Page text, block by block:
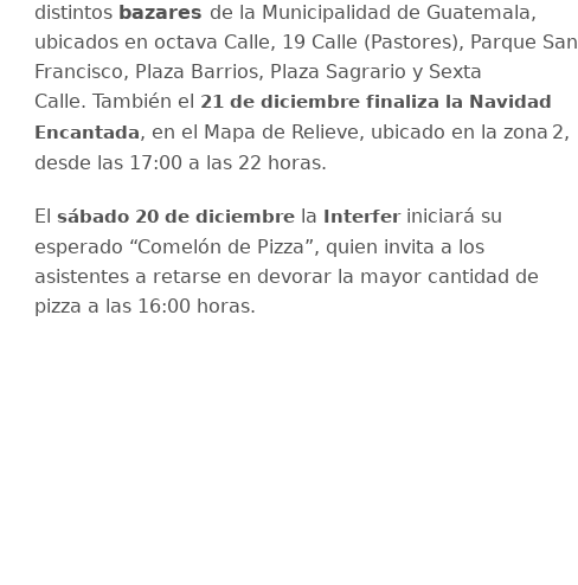
distintos bazares de la Municipalidad de Guatemala,
ubicados en octava Calle, 19 Calle (Pastores), Parque San
Francisco, Plaza Barrios, Plaza Sagrario y Sexta
Calle. También el 21 de diciembre finaliza la Navidad
Encantada, en el Mapa de Relieve, ubicado en la zona 2,
desde las 17:00 a las 22 horas.
El sábado 20 de diciembre la Interferiniciará su
esperado “Comelón de Pizza”, quien invita a los
asistentes a retarse en devorar la mayor cantidad de
pizza a las 16:00 horas.